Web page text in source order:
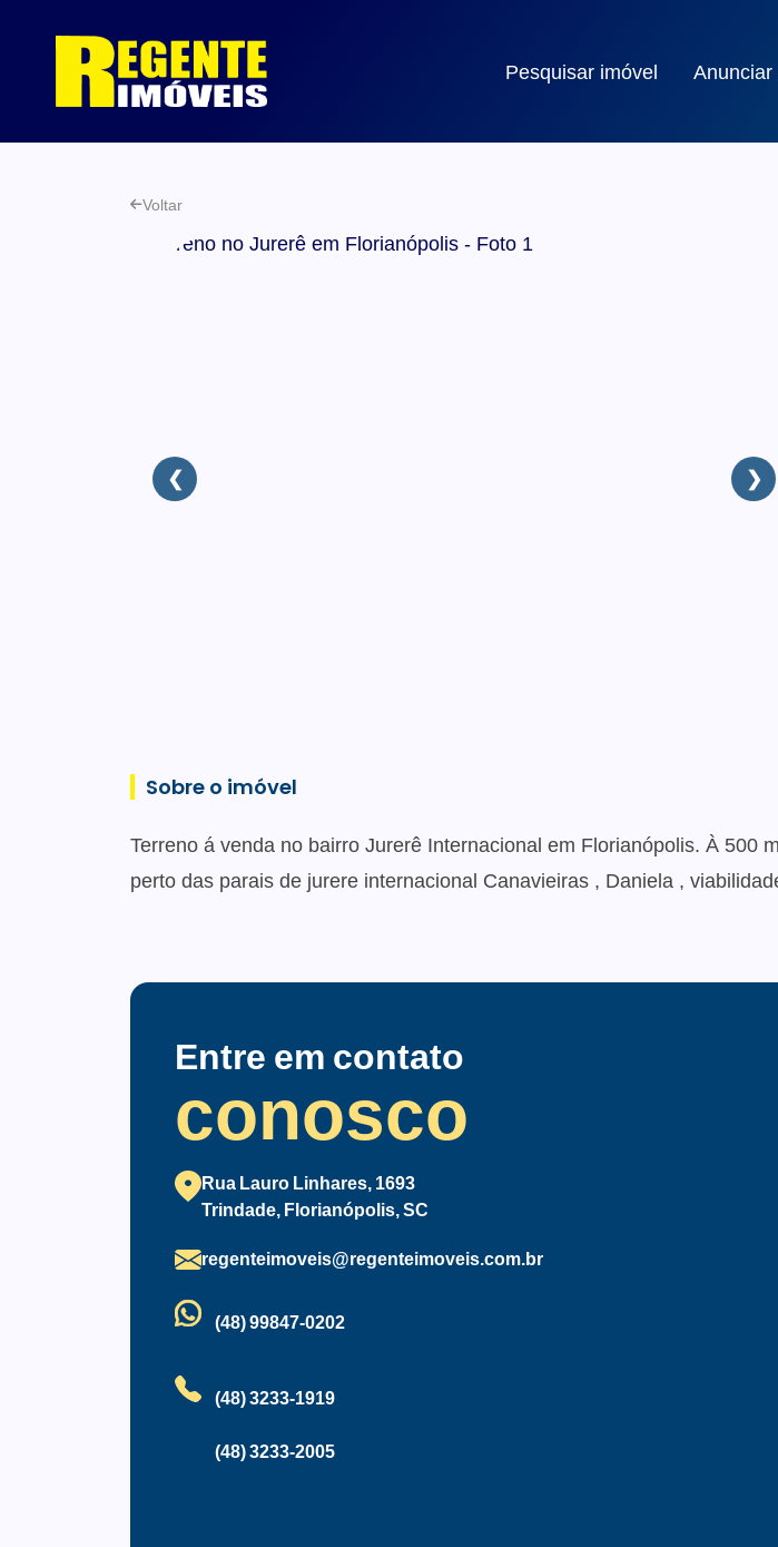
Pesquisar imóvel Anunciar
Voltar
❮ ❯
Sobre o imóvel
Terreno á venda no bairro Jurerê Internacional em Florianópolis. À 500
perto das parais de jurere internacional Canavieiras , Daniela ,
Entre em contato
conosco
Rua Lauro Linhares, 1693
Trindade, Florianópolis, SC
regenteimoveis@regenteimoveis.com.br
(48) 99847-0202
(48) 3233-1919
(48) 3233-2005